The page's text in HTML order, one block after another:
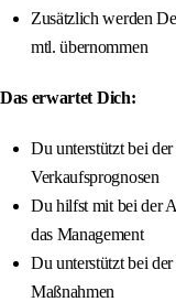
Zusätzlich werden
mtl. übernommen
Das erwartet Dich:
Du unterstützt bei
Verkaufsprognosen
Du hilfst mit bei der
das Management
Du unterstützt bei
Maßnahmen